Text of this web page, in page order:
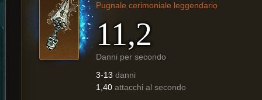
Pugnale cerimoniale leggendario
11,2
Danni per secondo
3-13 danni
1,40 attacchi al secondo